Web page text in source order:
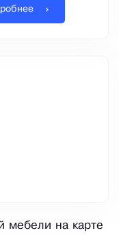
мебели на карте